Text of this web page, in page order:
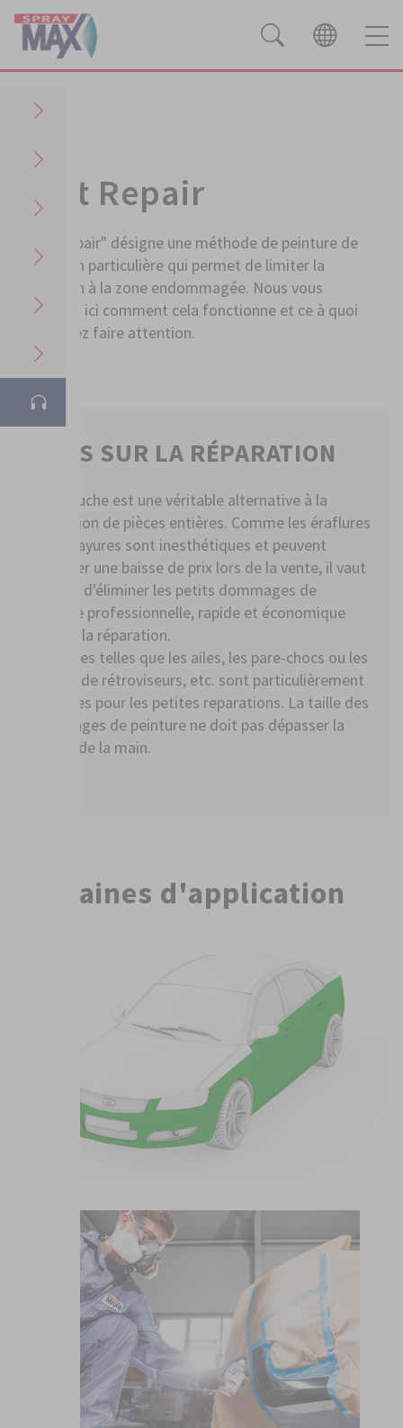
Spot Repair
"Spot-Repair" désigne une méthode de peinture de
réparation particulière qui permet de limiter la
réparation à la zone endommagée. Nous vous
montrons ici comment cela fonctionne et ce à quoi
vous devez faire attention.
FAITS SUR LA RÉPARATION
La retouche est une véritable alternative à la
réparation de pièces entières. Comme les éraflures
ou les rayures sont inesthétiques et peuvent
entraîner une baisse de prix lors de la vente, il vaut
la peine d'éliminer les petits dommages de
manière professionnelle, rapide et économique
grâce à la réparation.
Les zones telles que les ailes, les pare-chocs ou les
coques de rétroviseurs, etc. sont particulièrement
adaptées pour les petites reparations. La taille des
dommages de peinture ne doit pas dépasser la
paume de la main.
Domaines d'application
Dans ce domaine, une peinture de réparation avec
SprayMax est judicieuse et recommandée. La zone
idéale pour les débutants SprayMax.